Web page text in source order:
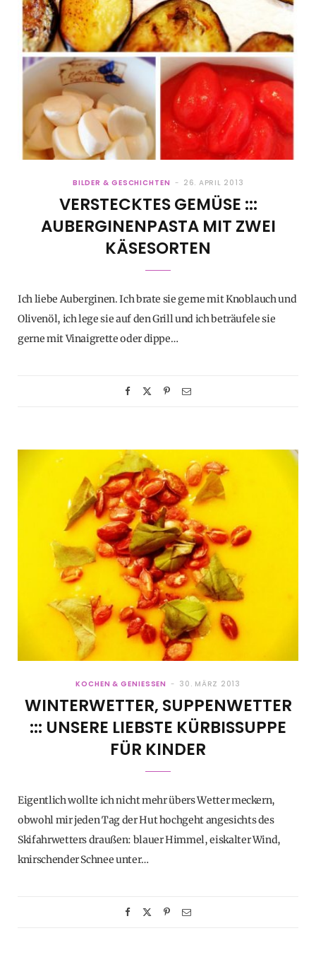
BILDER & GESCHICHTEN 26. APRIL 2013
VERSTECKTES GEMÜSE :::
AUBERGINENPASTA MIT ZWEI
KÄSESORTEN
Ich liebe Auberginen. Ich brate sie gerne mit Knoblauch und
Olivenöl, ich lege sie auf den Grill und ich beträufele sie
gerne mit Vinaigrette oder dippe…
KOCHEN & GENIESSEN 30. MÄRZ 2013
WINTERWETTER, SUPPENWETTER
::: UNSERE LIEBSTE KÜRBISSUPPE
FÜR KINDER
Eigentlich wollte ich nicht mehr übers Wetter meckern,
obwohl mir jeden Tag der Hut hochgeht angesichts des
Skifahrwetters draußen: blauer Himmel, eiskalter Wind,
knirschender Schnee unter…